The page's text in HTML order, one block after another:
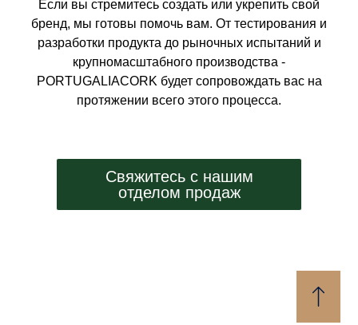
Если вы стремитесь создать или укрепить свой
бренд, мы готовы помочь вам. От тестирования и
разработки продукта до рыночных испытаний и
крупномасштабного производства -
PORTUGALIACORK будет сопровождать вас на
протяжении всего этого процесса.
Свяжитесь с нашим
отделом продаж